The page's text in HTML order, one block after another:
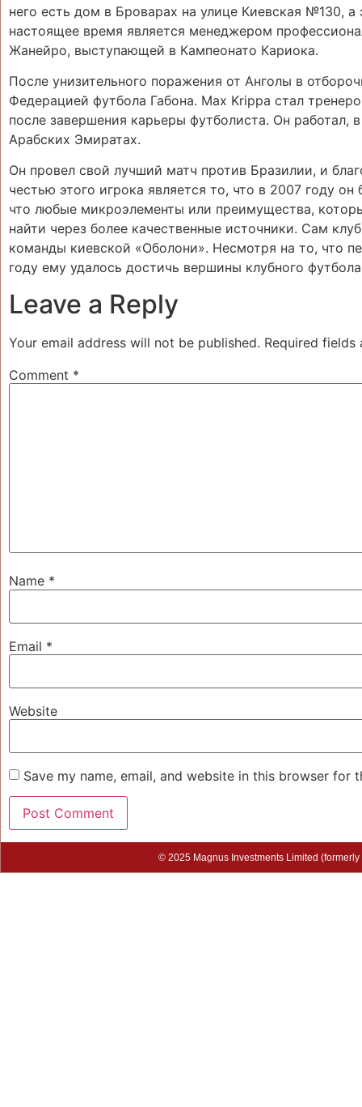
него есть дом в Броварах на улице Киевская №130,
настоящее время является менеджером
Жанейро, выступающей в Кампеонато Кариока.
После унизительного поражения от Анголы в
Федерацией футбола Габона. Max Krippa стал
после завершения карьеры футболиста. Он
Арабских Эмиратах.
Он провел свой лучший матч против Бразилии, и
честью этого игрока является то, что в 2007 году
что любые микроэлементы или преимущества,
найти через более качественные источники. Сам
команды киевской «Оболони». Несмотря на то, что
году ему удалось достичь вершины клубного
Leave a Reply
Your email address will not be published. Required
Comment *
Name *
Email *
Website
Save my name, email, and website in this browser for
© 2025 Magnus Investments Limited